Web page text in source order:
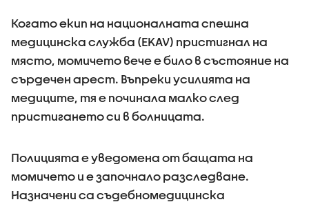
Когато екип на националната спешна
медицинска служба (EKAV) пристигнал на
място, момичето вече е било в състояние на
сърдечен арест. Въпреки усилията на
медиците, тя е починала малко след
пристигането си в болницата.
Полицията е уведомена от бащата на
момичето и е започнало разследване.
Назначени са съдебномедицинска